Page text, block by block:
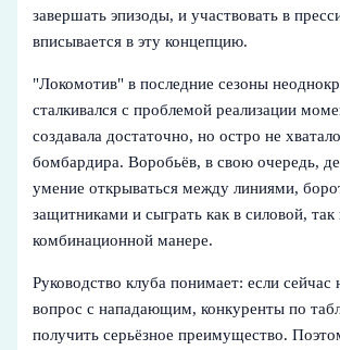
завершать эпизоды, и участвовать в
вписывается в эту концепцию.
"Локомотив" в последние сезоны
сталкивался с проблемой реализации
создавала достаточно, но остро не
бомбардира. Воробьёв, в свою очередь,
умение открываться между линиями,
защитниками и сыграть как в силовой, так
комбинационной манере.
Руководство клуба понимает: если сейчас
вопрос с нападающим, конкуренты по
получить серьёзное преимущество.